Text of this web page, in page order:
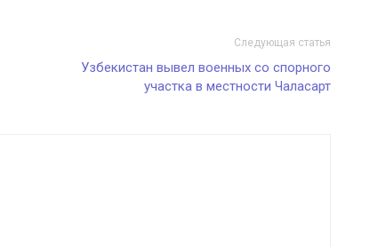
Следующая статья
Узбекистан вывел военных со спорного
участка в местности Чаласарт